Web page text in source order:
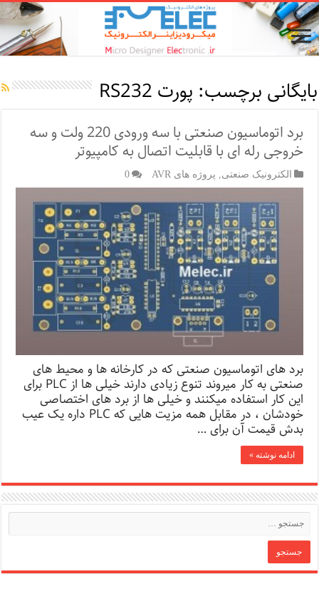
بایگانی برچسب: پورت RS232
برد اتوماسیون صنعتی با سه ورودی 220 ولت و سه
خروجی رله ای با قابلیت اتصال به کامپیوتر
الکترونیک صنعتی پروژه های AVR 0
برد های اتوماسیون صنعتی که در کارخانه ها و محیط های
صنعتی به کار میروند تنوع زیادی دارند خیلی ها از PLC برای
این کار استفاده میکنند و خیلی ها از برد های اختصاصی
خودشان ، در مقابل همه مزیت هایی که PLC داره یک عیب
بدش قیمت آن برای …
ادامه نوشته »